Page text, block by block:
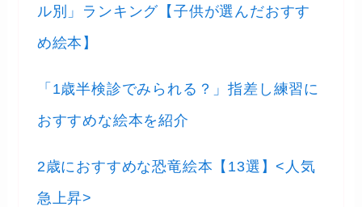
ル別」ランキング【子供が選んだおすす
め絵本】
「1歳半検診でみられる？」指差し練習に
おすすめな絵本を紹介
2歳におすすめな恐竜絵本【13選】<人気
急上昇>